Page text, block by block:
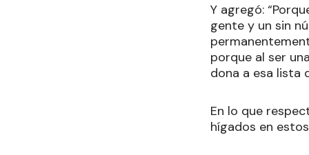
Y agregó:
gente y un sin
porque al ser
dona a esa lista
En lo que
hígados en